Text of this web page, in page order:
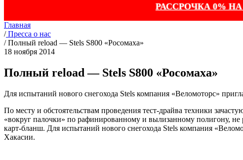
РАССРОЧКА 0%
Главная
/ Пресса о нас
/Полный reload — Stels S800 «Росомаха»
18 ноября 2014
Полный reload — Stels S800 «Росомаха»
Для испытаний нового снегохода Stels компания «Веломоторс»
По месту и обстоятельствам проведения тест-драйва техники
«вокруг палочки» по рафинированному и вылизанному полигону,
карт-бланш. Для испытаний нового снегохода Stels компания
Хакасии.